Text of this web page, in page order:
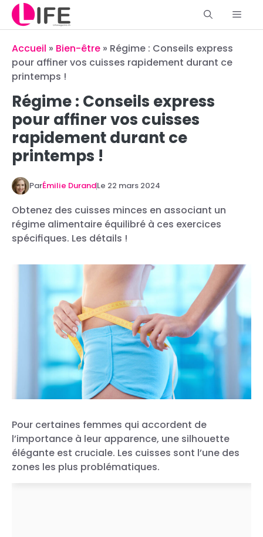
Aller
contenu
Accueil » Bien-être » Régime : Conseils express
pour affiner vos cuisses rapidement durant ce
printemps !
Régime : Conseils express
pour affiner vos cuisses
rapidement durant ce
printemps !
ParÉmilie DurandLe 22 mars 2024
Obtenez des cuisses minces en associant un
régime alimentaire équilibré à ces exercices
spécifiques. Les détails !
Pour certaines femmes qui accordent de
l’importance à leur apparence, une silhouette
élégante est cruciale. Les cuisses sont l’une des
zones les plus problématiques.